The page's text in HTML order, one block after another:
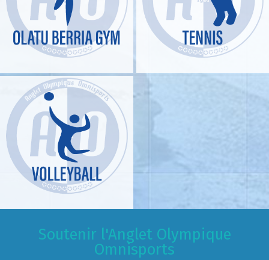
Soutenir l'Anglet Olympique
Omnisports